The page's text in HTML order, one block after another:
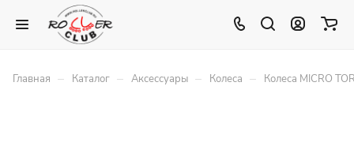
Главная – Каталог – Аксессуары – Колеса – Колеса MICRO